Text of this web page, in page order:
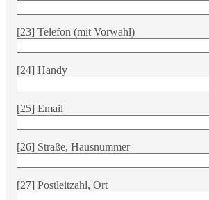
[23] Telefon (mit Vorwahl)
[24] Handy
[25] Email
[26] Straße, Hausnummer
[27] Postleitzahl, Ort